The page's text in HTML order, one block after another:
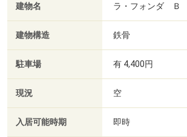
建物名 ラ・フォンダ Ｂ
建物構造 鉄骨
駐車場 有 4,400円
現況 空
入居可能時期 即時